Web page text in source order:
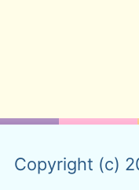
Copyright (c)